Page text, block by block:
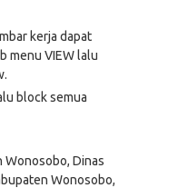
kerja dapat
menu VIEW lalu
block semua
Wonosobo, Dinas
Wonosobo,